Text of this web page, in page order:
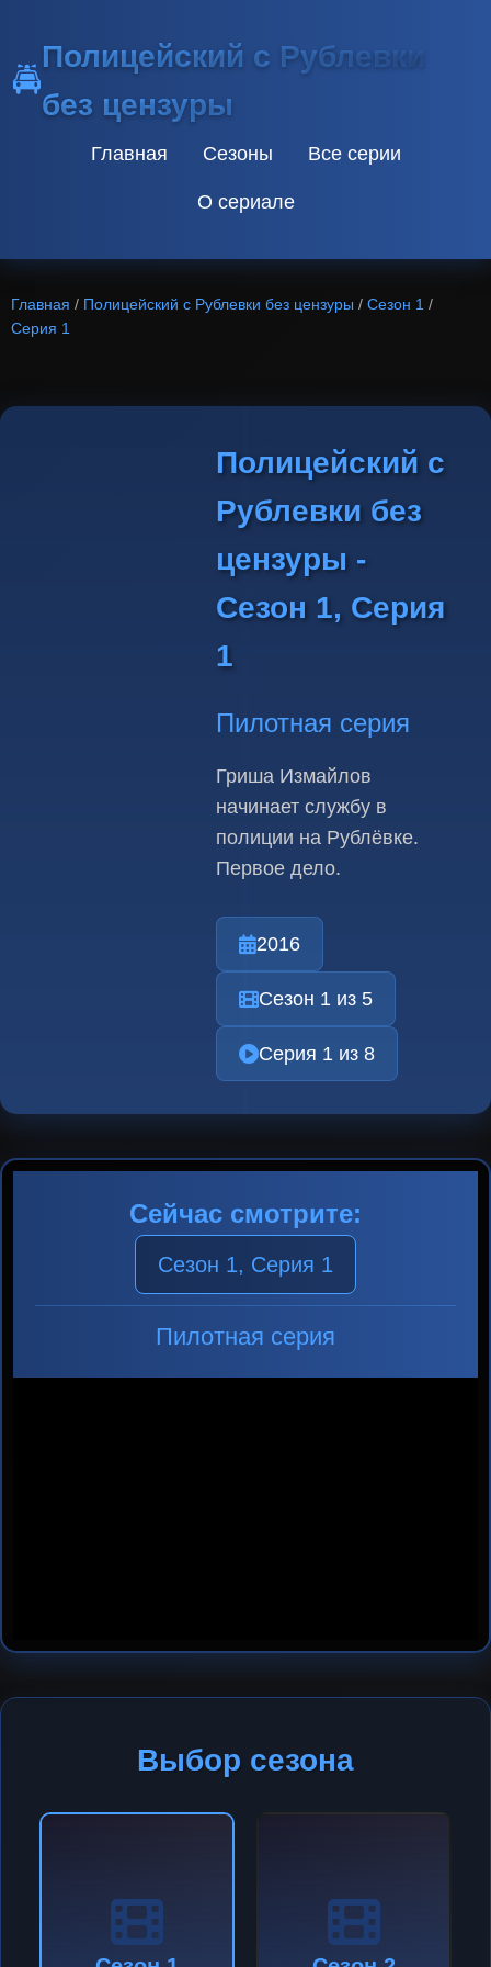
🚔
Полицейский с Рублевки
без цензуры
Главная Сезоны Все серии
О сериале
Главная / Полицейский с Рублевки без цензуры / Сезон 1 /
Серия 1
Полицейский с
Рублевки без
цензуры -
Сезон 1, Серия
1
Пилотная серия
Гриша Измайлов
начинает службу в
полиции на Рублёвке.
Первое дело.
2016
Сезон 1 из 5
Серия 1 из 8
Сейчас смотрите:
Сезон 1, Серия 1
Пилотная серия
Выбор сезона